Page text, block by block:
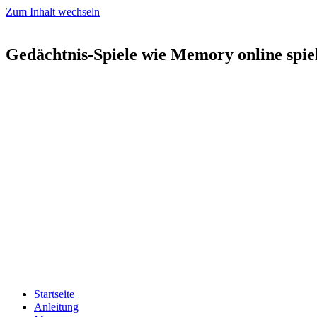
Zum Inhalt wechseln
Gedächtnis-Spiele wie Memory online
Startseite
Anleitung